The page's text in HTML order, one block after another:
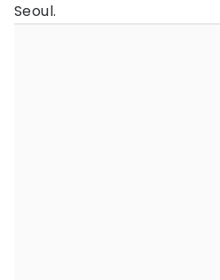
Seoul.